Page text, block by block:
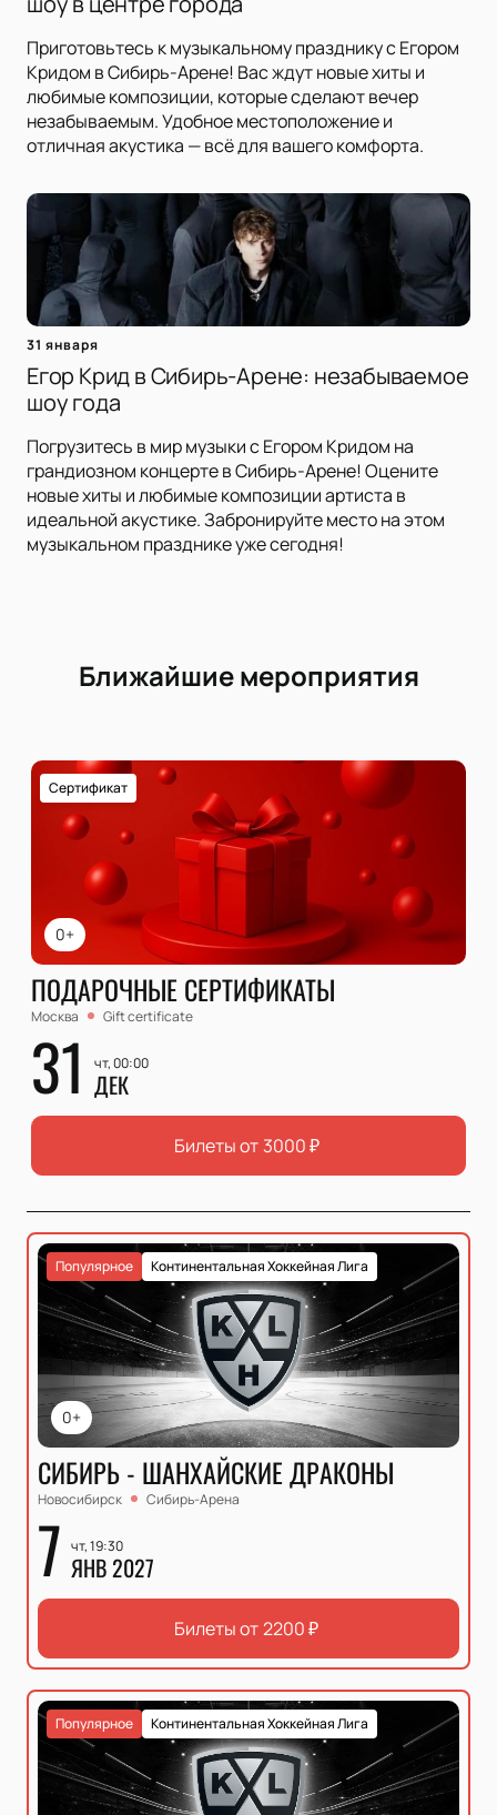
Приготовьтесь к музыкальному празднику с Егором
Кридом в Сибирь-Арене! Вас ждут новые хиты и
любимые композиции, которые сделают вечер
незабываемым. Удобное местоположение и
отличная акустика — всё для вашего комфорта.
31 января
Егор Крид в Сибирь-Арене: незабываемое
шоу года
Погрузитесь в мир музыки с Егором Кридом на
грандиозном концерте в Сибирь-Арене! Оцените
новые хиты и любимые композиции артиста в
идеальной акустике. Забронируйте место на этом
музыкальном празднике уже сегодня!
Ближайшие мероприятия
0+
Сертификат
ПОДАРОЧНЫЕ СЕРТИФИКАТЫ
Москва Gift certificate
31 чт, 00:00
ДЕК
Билеты от 3000₽
0+
Континентальная Хоккейная Лига
Популярное
СИБИРЬ - ШАНХАЙСКИЕ ДРАКОНЫ
Новосибирск Сибирь-Арена
7 чт, 19:30
ЯНВ 2027
Билеты от2200₽
Континентальная Хоккейная Лига
Популярное